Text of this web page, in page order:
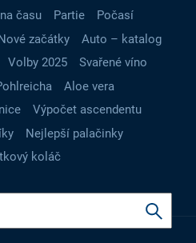
času Partie
Počasí
začátky
Auto – katalog
Volby 2025
Svařené víno
Aloe vera
Výpočet ascendentu
Nejlepší palačinky
koláč